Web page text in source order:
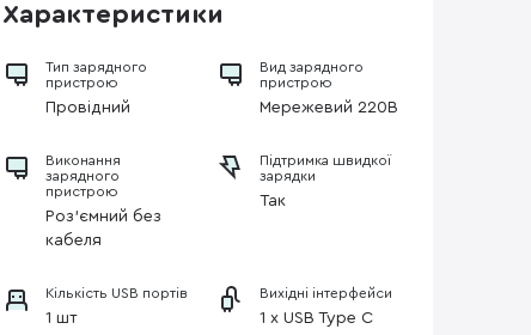
Характеристики
Тип зарядного
пристрою
Провідний
Вид зарядного
пристрою
Мережевий 220В
Виконання
зарядного
пристрою
Роз'ємний без
кабеля
Підтримка швидкої
зарядки
Так
Кількість USB портів
1 шт
Вихідні інтерфейси
1 x USB Type C